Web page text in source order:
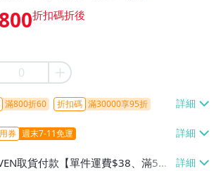
滿800折60 折扣碼 滿30000享95折
券 週末7-11免運
取貨付款【單件運費$38、滿5件